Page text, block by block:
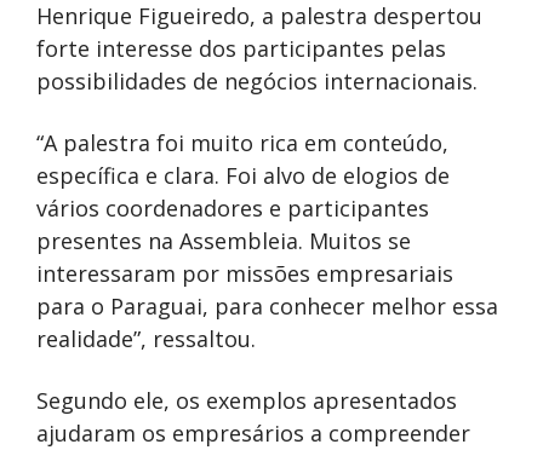
Henrique Figueiredo, a palestra despertou
forte interesse dos participantes pelas
possibilidades de negócios internacionais.
“A palestra foi muito rica em conteúdo,
específica e clara. Foi alvo de elogios de
vários coordenadores e participantes
presentes na Assembleia. Muitos se
interessaram por missões empresariais
para o Paraguai, para conhecer melhor essa
realidade”, ressaltou.
Segundo ele, os exemplos apresentados
ajudaram os empresários a compreender